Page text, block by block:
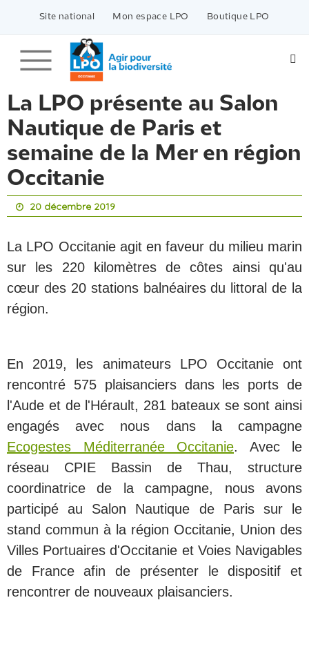
contenu
Site national Mon espace LPO Boutique LPO
La LPO présente au Salon
Nautique de Paris et
semaine de la Mer en région
Occitanie
20 décembre 2019
La LPO Occitanie agit en faveur du milieu marin
sur les 220 kilomètres de côtes ainsi qu'au
cœur des 20 stations balnéaires du littoral de la
région.
En 2019, les animateurs LPO Occitanieont
rencontré 575 plaisanciers dans les ports de
l'Aude et de l'Hérault, 281 bateaux se sont ainsi
engagés avec nous dans la campagne
Ecogestes Méditerranée Occitanie. Avec le
réseau CPIE Bassin de Thau, structure
coordinatrice de la campagne, nous avons
participé au Salon Nautique de Paris sur le
stand commun à la région Occitanie, Union des
Villes Portuaires d'Occitanie et Voies Navigables
de France afin de présenter le dispositif et
rencontrer de nouveaux plaisanciers.